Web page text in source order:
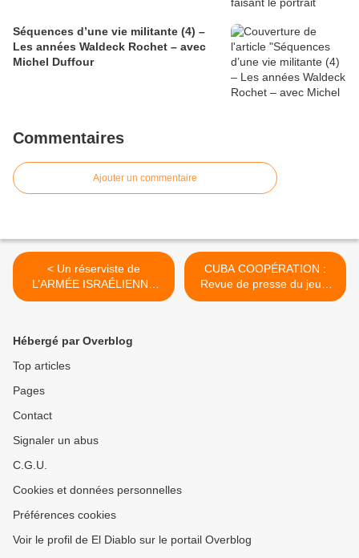
Séquences d’une vie militante (4) –
Les années Waldeck Rochet – avec
Michel Duffour
Commentaires
Ajouter un commentaire
< Un réserviste de
L’ARMÉE ISRAÉLIENNE
raconte son séjour au
CUBA COOPÉRATION :
Revue de presse du jeudi
18 juin 2026 >
Hébergé par Overblog
Top articles
Pages
Contact
Signaler un abus
C.G.U.
Cookies et données personnelles
Préférences cookies
Voir le profil de El Diablo sur le portail Overblog